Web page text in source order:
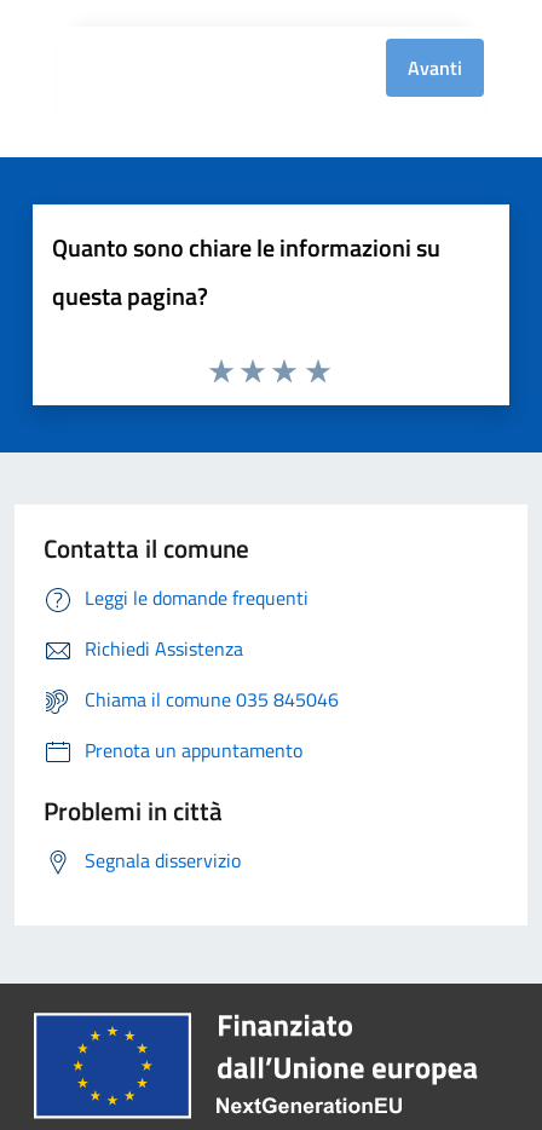
Avanti
Quanto sono chiare le informazioni su
questa pagina?
Contatta il comune
Leggi le domande frequenti
Richiedi Assistenza
Chiama il comune 035 845046
Prenota un appuntamento
Problemi in città
Segnala disservizio